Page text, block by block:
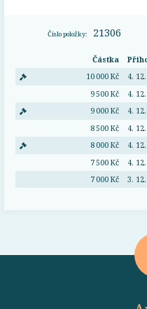
Číslo položky: 21306
Částka
10 000 Kč
4.
9 500 Kč
4.
9 000 Kč
4.
8 500 Kč
4.
8 000 Kč
4.
7 500 Kč
4.
7 000 Kč
3.